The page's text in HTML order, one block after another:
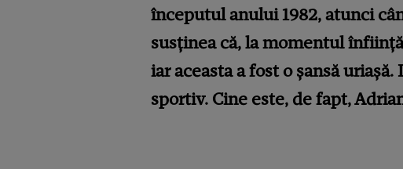
începutul anului 1982, atunci
susținea că, la momentul
iar aceasta a fost o șansă
sportiv. Cine este, de fapt,